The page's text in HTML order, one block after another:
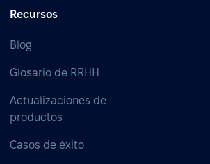
Recursos
Blog
Glosario de RRHH
Actualizaciones de
productos
Casos de éxito